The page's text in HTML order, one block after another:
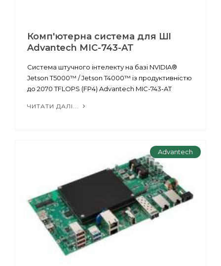
Комп'ютерна система для ШІ
Advantech MIC-743-AT
Система штучного інтелекту на базі NVIDIA®
Jetson T5000™ / Jetson T4000™ із продуктивністю
до 2070 TFLOPS (FP4) Advantech MIC-743-AT
ЧИТАТИ ДАЛІ...
Advantech